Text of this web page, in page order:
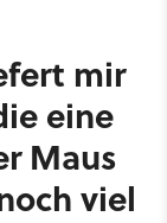
mir
eine
Maus
viel